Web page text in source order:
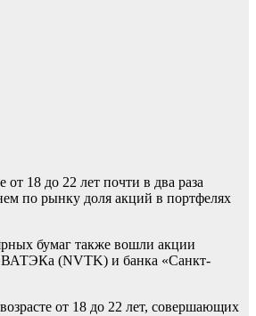
18 до 22 лет почти в два раза
по рынку доля акций в портфелях
бумаг также вошли акции
(NVTK) и банка «Санкт-
от 18 до 22 лет, совершающих